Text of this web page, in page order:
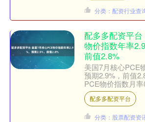
分类：配资行业查
配多多配资平
物价指数年率
前值2.8%
美国7月核心PCE
预期2.9%，前值
PCE物价指数月
前值0.3%。....
配多多配资平台
分类：股票配资资